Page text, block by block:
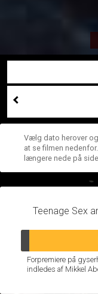
Vælg dato herover
at se filmen
længere nede på
Teenage Sex
Forpremiere på
indledes af Mikkel